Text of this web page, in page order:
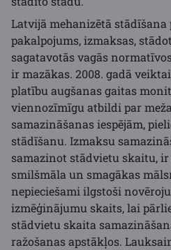
Latvijā mehanizētā
pakalpojums, izmaksas,
sagatavotās vagās
ir mazākas. 2008. gadā
platību augšanas gaitas
viennozīmīgu atbildi par
samazināšanas iespējām,
stādīšanu. Izmaksu
samazinot stādvietu skaitu, ir
smilšmāla un smagākas
nepieciešami ilgstoši
izmēģinājumu skaits, lai
stādvietu skaita
ražošanas apstākļos.